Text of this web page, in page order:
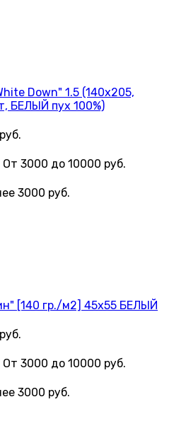
Down" 1.5 (140х205,
БЕЛЫЙ пух 100%)
[140 гр./м2] 45х55 БЕЛЫЙ